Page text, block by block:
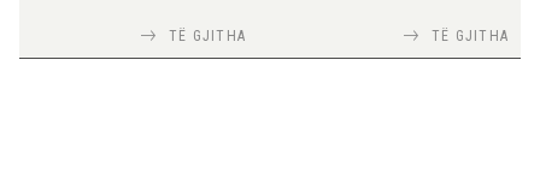
TË GJITHA TIRANA DIPLOMATTË GJITHA